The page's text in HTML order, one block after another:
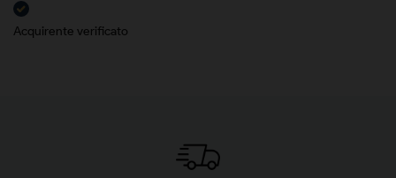
Acquirente verificato